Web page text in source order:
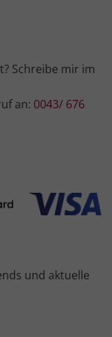
Schreibe mir im
an: 0043/ 676
und aktuelle